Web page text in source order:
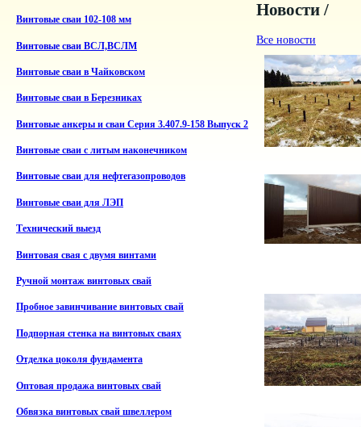
Винтовые сваи 102-108 мм
Винтовые сваи ВСЛ,ВСЛМ
Винтовые сваи в Чайковском
Винтовые сваи в Березниках
Винтовые анкеры и сваи Серия 3.407.9-158 Выпуск 2
Винтовые сваи с литым наконечником
Винтовые сваи для нефтегазопроводов
Винтовые сваи для ЛЭП
Технический выезд
Винтовая свая с двумя винтами
Ручной монтаж винтовых свай
Пробное завинчивание винтовых свай
Подпорная стенка на винтовых сваях
Отделка цоколя фундамента
Оптовая продажа винтовых свай
Обвязка винтовых свай швеллером
Новости /
Все новости